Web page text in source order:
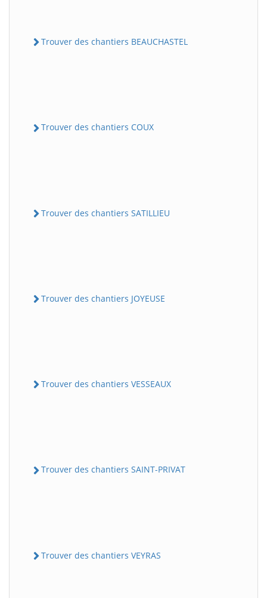
Trouver des chantiers BEAUCHASTEL
Trouver des chantiers COUX
Trouver des chantiers SATILLIEU
Trouver des chantiers JOYEUSE
Trouver des chantiers VESSEAUX
Trouver des chantiers SAINT-PRIVAT
Trouver des chantiers VEYRAS